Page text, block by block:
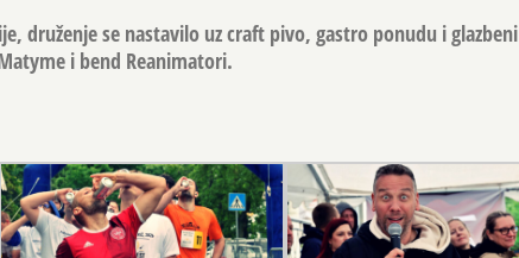
druženje se nastavilo uz craft pivo, gastro ponudu i glazbeni
i bend Reanimatori.